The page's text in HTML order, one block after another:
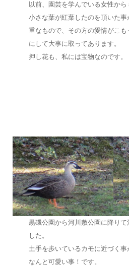
以前、園芸を学んでいる女性か
小さな葉が紅葉したのを頂いた
重なもので、その方の愛情がこ
にして大事に取ってあります。
押し花も、私には宝物なのです。
黒磯公園から河川敷公園に降りて
した。
土手を歩いているカモに近づく
なんと可愛い事！です。